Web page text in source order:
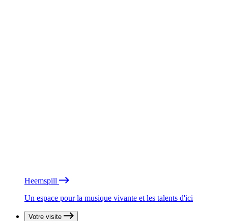
Heemspill
Un espace pour la musique vivante et les talents d'ici
Votre visite